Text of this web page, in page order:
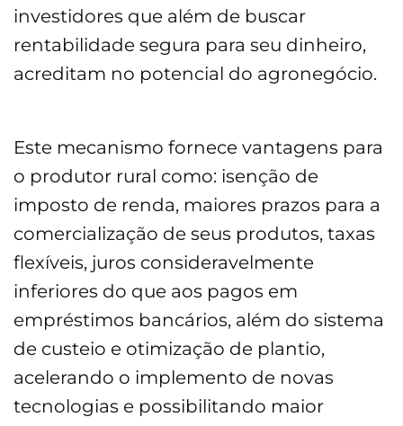
investidores que além de buscar
rentabilidade segura para seu dinheiro,
acreditam no potencial do agronegócio.
Este mecanismo fornece vantagens para
o produtor rural como: isenção de
imposto de renda, maiores prazos para a
comercialização de seus produtos, taxas
flexíveis, juros consideravelmente
inferiores do que aos pagos em
empréstimos bancários, além do sistema
de custeio e otimização de plantio,
acelerando o implemento de novas
tecnologias e possibilitando maior